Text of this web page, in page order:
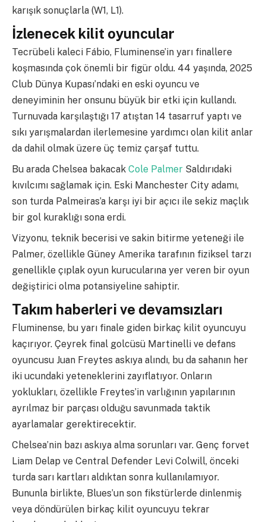
karışık sonuçlarla (W1, L1).
İzlenecek kilit oyuncular
Tecrübeli kaleci Fábio, Fluminense’in yarı finallere
koşmasında çok önemli bir figür oldu. 44 yaşında, 2025
Club Dünya Kupası’ndaki en eski oyuncu ve
deneyiminin her onsunu büyük bir etki için kullandı.
Turnuvada karşılaştığı 17 atıştan 14 tasarruf yaptı ve
sıkı yarışmalardan ilerlemesine yardımcı olan kilit anlar
da dahil olmak üzere üç temiz çarşaf tuttu.
Bu arada Chelsea bakacak Cole Palmer Saldırıdaki
kıvılcımı sağlamak için. Eski Manchester City adamı,
son turda Palmeiras’a karşı iyi bir açıcı ile sekiz maçlık
bir gol kuraklığı sona erdi.
Vizyonu, teknik becerisi ve sakin bitirme yeteneği ile
Palmer, özellikle Güney Amerika tarafının fiziksel tarzı
genellikle çıplak oyun kurucularına yer veren bir oyun
değiştirici olma potansiyeline sahiptir.
Takım haberleri ve devamsızları
Fluminense, bu yarı finale giden birkaç kilit oyuncuyu
kaçırıyor. Çeyrek final golcüsü Martinelli ve defans
oyuncusu Juan Freytes askıya alındı, bu da sahanın her
iki ucundaki yeteneklerini zayıflatıyor. Onların
yoklukları, özellikle Freytes’in varlığının yapılarının
ayrılmaz bir parçası olduğu savunmada taktik
ayarlamalar gerektirecektir.
Chelsea’nin bazı askıya alma sorunları var. Genç forvet
Liam Delap ve Central Defender Levi Colwill, önceki
turda sarı kartları aldıktan sonra kullanılamıyor.
Bununla birlikte, Blues’un son fikstürlerde dinlenmiş
veya döndürülen birkaç kilit oyuncuyu tekrar